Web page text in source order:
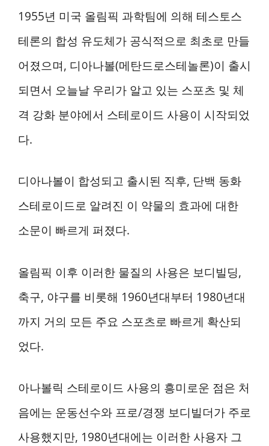
1955년 미국 올림픽 과학팀에 의해 테스토스
테론의 합성 유도체가 공식적으로 최초로 만들
어졌으며, 디아나볼(메탄드로스테놀론)이 출시
되면서 오늘날 우리가 알고 있는 스포츠 및 체
격 강화 분야에서 스테로이드 사용이 시작되었
다.
디아나볼이 합성되고 출시된 직후, 단백 동화
스테로이드로 알려진 이 약물의 효과에 대한
소문이 빠르게 퍼졌다.
올림픽 이후 이러한 물질의 사용은 보디빌딩,
축구, 야구를 비롯해 1960년대부터 1980년대
까지 거의 모든 주요 스포츠로 빠르게 확산되
었다.
아나볼릭 스테로이드 사용의 흥미로운 점은 처
음에는 운동선수와 프로/경쟁 보디빌더가 주로
사용했지만, 1980년대에는 이러한 사용자 그